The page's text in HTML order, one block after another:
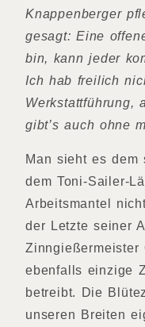
Knappenberger
gesagt: Eine
bin, kann jeder
Ich hab freilich
Werkstattführung,
gibt’s auch ohne
Man sieht es dem
dem Toni-Sailer-
Arbeitsmantel
der Letzte seiner
Zinngießermeister
ebenfalls einzige
betreibt. Die
unseren Breiten